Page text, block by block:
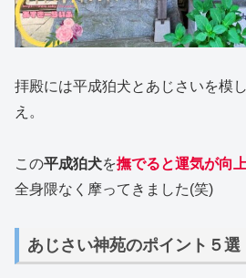
拝殿には平成狛犬とあじさいを模
え。
この平成狛犬を撫でると運気が向上
全身隈なく摩ってきました(笑)
あじさい神苑のポイント５選